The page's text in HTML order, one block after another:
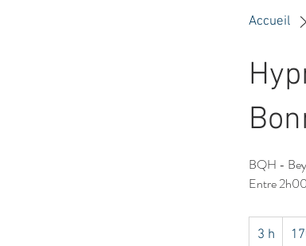
Accueil
BQH -
Entre
3 h
euros